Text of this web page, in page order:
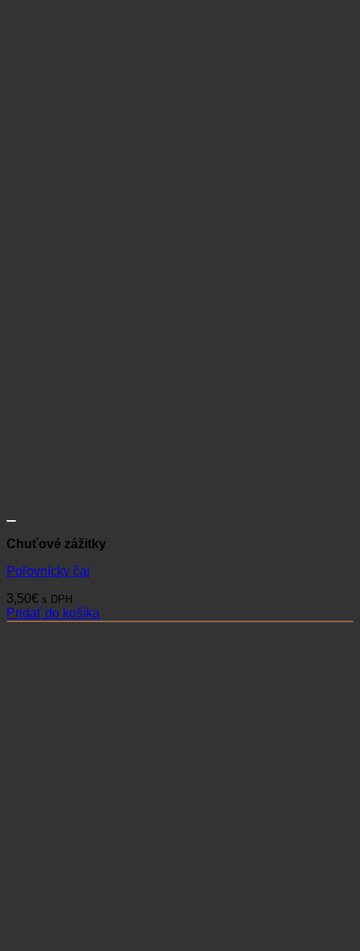
Chuťové zážitky
Poľovnícky čaj
3,50€ s DPH
Pridať do košíka